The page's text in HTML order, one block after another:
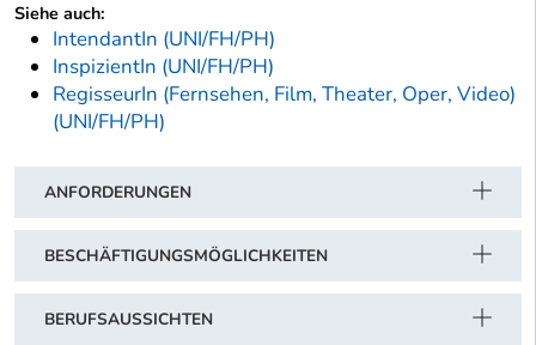
Siehe auch:
IntendantIn (UNI/FH/PH)
InspizientIn (UNI/FH/PH)
RegisseurIn (Fernsehen, Film, Theater, Oper, Video)
(UNI/FH/PH)
ANFORDERUNGEN
BESCHÄFTIGUNGSMÖGLICHKEITEN
BERUFSAUSSICHTEN